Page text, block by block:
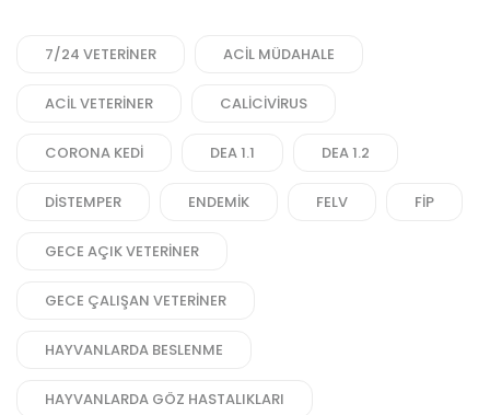
7/24 VETERINER ACIL MÜDAHALE
ACIL VETERINER CALICIVIRUS
CORONA KEDI DEA 1.1 DEA 1.2
DISTEMPER ENDEMIK FELV FIP
GECE AÇIK VETERINER
GECE ÇALIŞAN VETERINER
HAYVANLARDA BESLENME
HAYVANLARDA GÖZ HASTALIKLARI